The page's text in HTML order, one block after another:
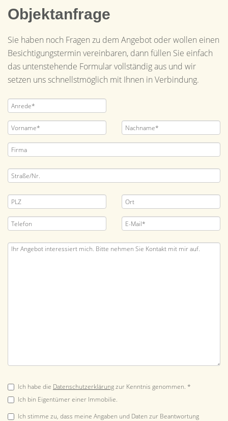
Objektanfrage
Sie haben noch Fragen zu dem Angebot oder wollen einen
Besichtigungstermin vereinbaren, dann füllen Sie einfach
das untenstehende Formular vollständig aus und wir
setzen uns schnellstmöglich mit Ihnen in Verbindung.
Ich habe die Datenschutzerklärungzur Kenntnis genommen. *
Ich bin Eigentümer einer Immobilie.
Ich stimme zu, dass meine Angaben und Daten zur Beantwortung